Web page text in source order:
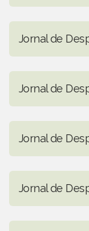
Jornal de
Jornal de
Jornal de
Jornal de